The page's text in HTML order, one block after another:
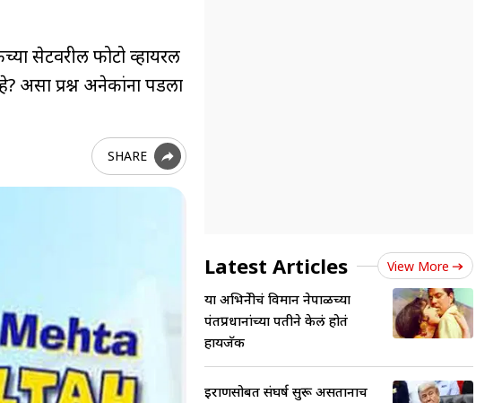
सेटवरील फोटो व्हायरल
असा प्रश्न अनेकांना पडला
SHARE
Latest Articles View More
या अभिनेत्रीचं विमान नेपाळच्या
पंतप्रधानांच्या पतीने केलं होतं
हायजॅक
इराणसोबत संघर्ष सुरू असतानाच